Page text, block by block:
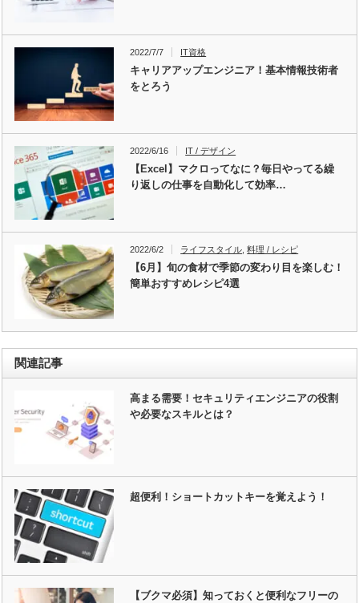
2022/7/7 IT資格
キャリアアップエンジニア！基本情報技術者
をとろう
2022/6/16 IT / デザイン
【Excel】マクロってなに？毎日やってる繰
り返しの仕事を自動化して効率…
2022/6/2 ライフスタイル,料理 / レシピ
【6月】旬の食材で季節の変わり目を楽しむ！
簡単おすすめレシピ4選
関連記事
高まる需要！セキュリティエンジニアの役割
や必要なスキルとは？
超便利！ショートカットキーを覚えよう！
【ブクマ必須】知っておくと便利なフリーの